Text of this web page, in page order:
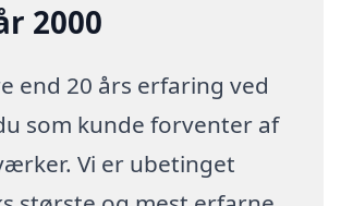
2000
end 20 års erfaring ved
som kunde forventer af
Vi er ubetinget